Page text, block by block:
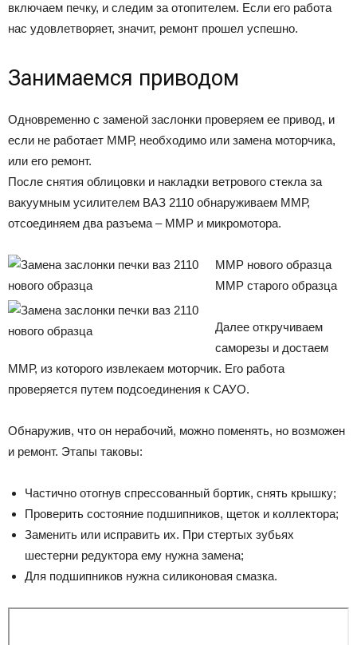
включаем печку, и следим за отопителем. Если его работа
нас удовлетворяет, значит, ремонт прошел успешно.
Занимаемся приводом
Одновременно с заменой заслонки проверяем ее привод, и
если не работает ММР, необходимо или замена моторчика,
или его ремонт.
После снятия облицовки и накладки ветрового стекла за
вакуумным усилителем ВАЗ 2110 обнаруживаем ММР,
отсоединяем два разъема – ММР и микромотора.
ММР нового образца
ММР старого образца
Далее откручиваем
саморезы и достаем
ММР, из которого извлекаем моторчик. Его работа
проверяется путем подсоединения к САУО.
Обнаружив, что он нерабочий, можно поменять, но возможен
и ремонт. Этапы таковы:
Частично отогнув спрессованный бортик, снять крышку;
Проверить состояние подшипников, щеток и коллектора;
Заменить или исправить их. При стертых зубьях
шестерни редуктора ему нужна замена;
Для подшипников нужна силиконовая смазка.